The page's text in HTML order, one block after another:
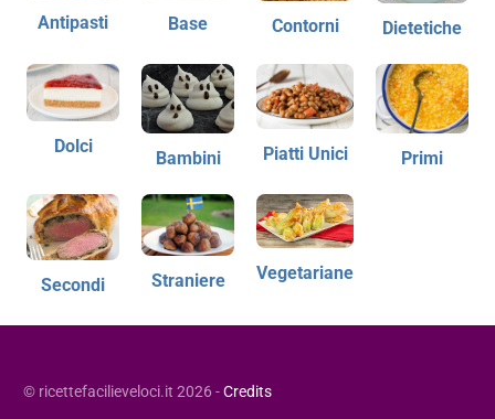
Antipasti Base Contorni Dietetiche
Dolci
Bambini Piatti Unici Primi
Secondi Straniere Vegetariane
© ricettefacilieveloci.it 2026 -Credits